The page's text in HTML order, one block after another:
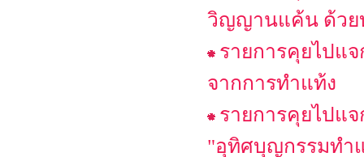
วิญญานแค้น ด้ว
รายการคุยไปแ
จากการทำแท้ง
รายการคุยไปแ
"อุทิศบุญกรรมทำ